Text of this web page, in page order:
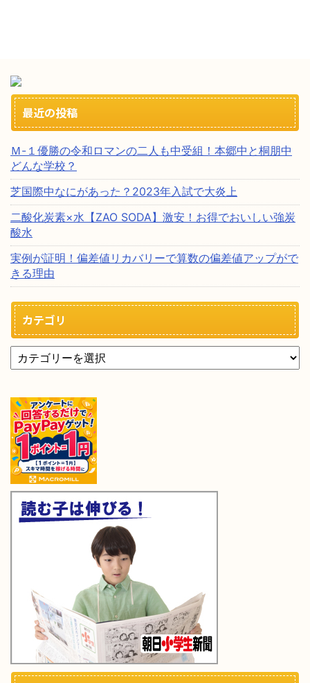
最近の投稿
Ｍ-１優勝の令和ロマンの二人も中受組！本郷中と桐朋中
どんな学校？
芝国際中なにがあった？2023年入試で大炎上
二酸化炭素×水【ZAO SODA】激安！お得でおいしい強炭
酸水
実例が証明！偏差値リカバリーで算数の偏差値アップがで
きる理由
カテゴリ